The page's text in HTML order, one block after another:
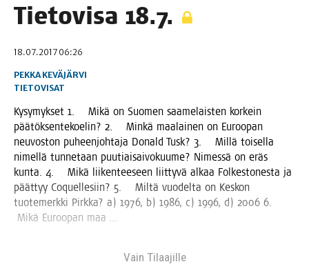
Tie­to­vi­sa 18.7.
18.07.2017 06:26
PEKKA KEVÄJÄRVI
TIETOVISAT
Kysy­myk­set 1. Mikä on Suo­men saa­me­lais­ten kor­kein
pää­tök­sen­te­koe­lin? 2. Min­kä maa­lai­nen on Euroo­pan
neu­vos­ton puheen­joh­ta­ja Donald Tusk? 3. Mil­lä toi­sel­la
nimel­lä tun­ne­taan puu­tiai­sai­vo­kuu­me? Nimes­sä on eräs
kun­ta. 4. Mikä lii­ken­tee­seen liit­ty­vä alkaa Fol­kes­to­nes­ta ja
päät­tyy Coquel­le­siin? 5. Mil­tä vuo­del­ta on Kes­kon
tuo­te­merk­ki Pirk­ka? a) 1976, b) 1986, c) 1996, d) 2006 6.
Mikä Euroo­pan maa …
Vain Tilaa­jil­le